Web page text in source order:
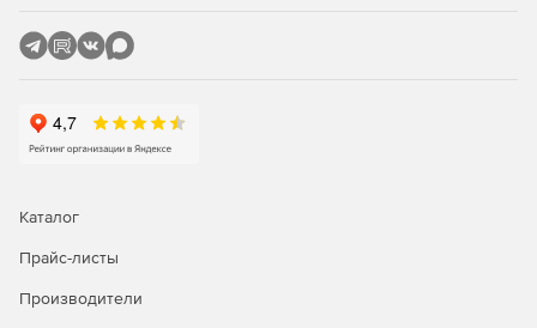
Каталог
Прайс-листы
Производители